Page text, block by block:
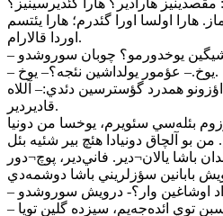
هارا اولسا اورا گئدرم؛ هارا يئتسم
اوردا قالارام.
– يوخ.– عؤمور يولداشين نئجه؟– يوخ.
همدرد گؤسترسين دئدي:– آللاه
قاديردير.
بئله‌سي سئويرم، يوخسا من دونيا
من بو آلچاق دونيادا هئچ بير شئيه بئل